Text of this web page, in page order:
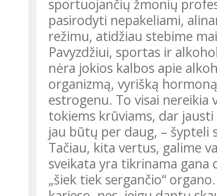
sportuojančių žmonių
pasirodyti nepakeliami,
režimu, atidžiau stebime
Pavyzdžiui, sportas ir
nėra jokios kalbos apie
organizmą, vyrišką
estrogenu. To visai
tokiems krūviams, dar
jau būtų per daug, – šypteli
Tačiau, kita vertus, galime
sveikata yra tikrinama
„šiek tiek sergančio“